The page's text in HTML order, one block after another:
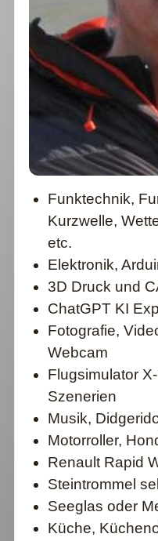
Funktechnik,
Kurzwelle,
etc.
Elektronik,
3D Druck und
ChatGPT KI
Fotografie,
Webcam
Flugsimulator
Szenerien
Musik,
Motorroller,
Renault Rapid
Steintrommel
Seeglas oder
Küche,